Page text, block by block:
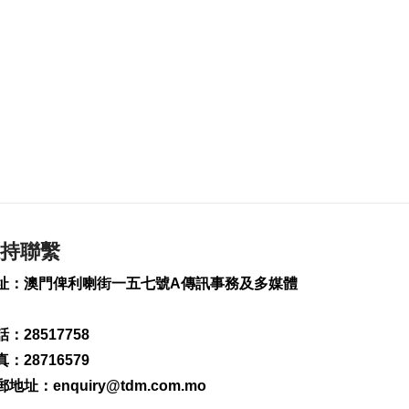
議事亭前地大三巴等
7旬翁流感重症須深切
治療
聯繫
：澳門俾利喇街一五七號A傳訊事務及多媒體
：28517758
：28716579
地址： enquiry@tdm.com.mo